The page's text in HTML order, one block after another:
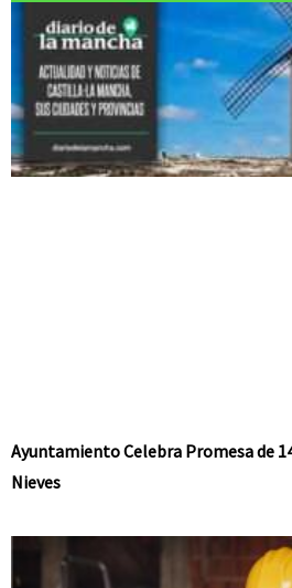
Ayuntamiento Celebra Promesa de
Nieves